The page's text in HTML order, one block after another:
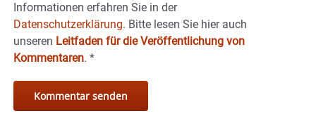
Informationen erfahren Sie in der
Datenschutzerklärung. Bitte lesen Sie hier auch
unseren Leitfaden für die Veröffentlichung von
Kommentaren. *